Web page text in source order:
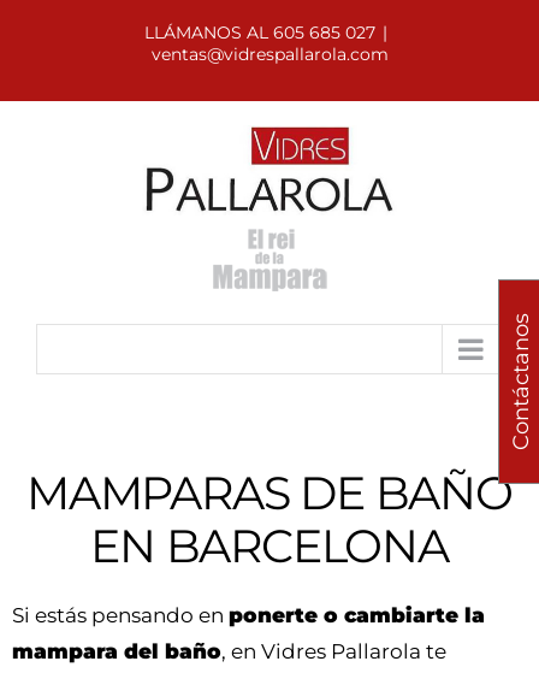
LLÁMANOS AL 605 685 027 |
ventas@vidrespallarola.com
MAMPARAS DE BAÑO
EN BARCELONA
Si estás pensando en ponerte o cambiarte la
mampara del baño, en Vidres Pallarola te
Contáctanos